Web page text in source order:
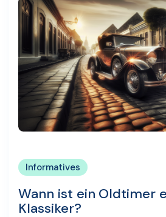
Informatives
Wann ist ein Oldtimer
Klassiker?